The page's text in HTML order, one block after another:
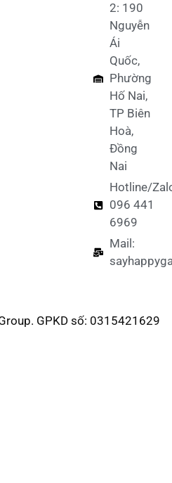
2: 190
Nguyễn
Ái
Quốc,
Phường
Hố Nai,
TP Biên
Hoà,
Đồng
Nai
Hotline/
096 441
6969
Mail:
GPKD số: 0315421629